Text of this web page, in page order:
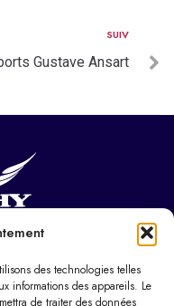
des technologies telles
informations des appareils. Le
de traiter des données
SUIV
Gustave Ansart